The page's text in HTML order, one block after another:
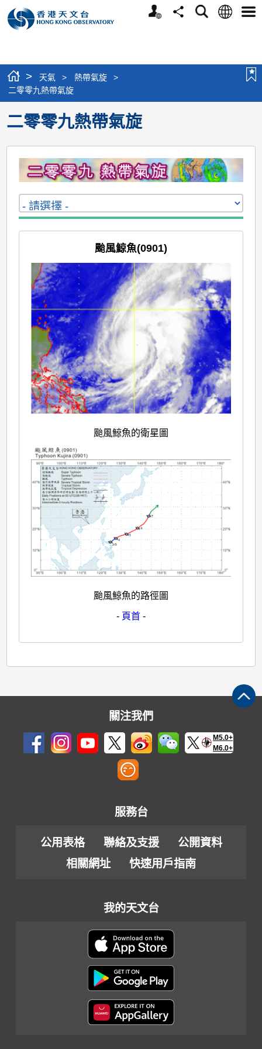
個
分
搜
語
選
> 天氣 > 熱帶氣旋
>
二零零九熱帶氣旋
二零零九熱帶氣旋
颱風鯨魚(0901)
颱風鯨魚的衛星圖
颱風鯨魚的路徑圖
- 頁首 -
關注我們
M5.0+
M6.0+
服務台
公用表格 聯絡及支援
公開資料
相關網址
快速用戶指南
我的天文台